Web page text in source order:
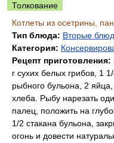
Толкование
Котлеты из осетрины,
Тип блюда: Вторые
Категория:
Рецепт приготовления:
г сухих белых грибов, 1
рыбного бульона, 2 яйца,
хлеба. Рыбу нарезать
палец, положить на
1/2 стакана бульона,
огонь и довести